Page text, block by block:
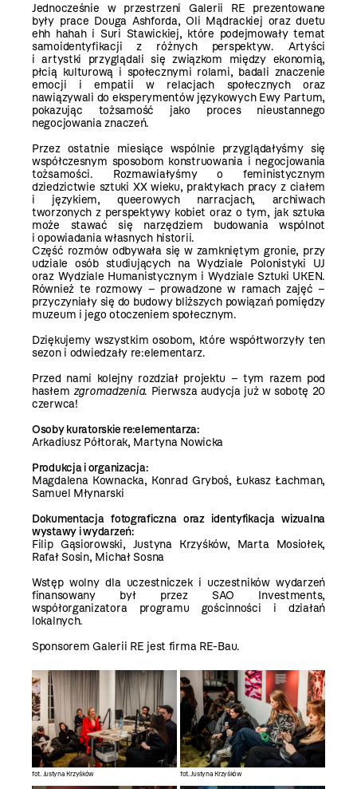
Jednocześnie w przestrzeni Galerii RE prezentowane
były prace Douga Ashforda, Oli Mądrackiej oraz duetu
ehh hahah i Suri Stawickiej, które podejmowały temat
samoidentyfikacji z różnych perspektyw. Artyści
i artystki przyglądali się związkom między ekonomią,
płcią kulturową i społecznymi rolami, badali znaczenie
emocji i empatii w relacjach społecznych oraz
nawiązywali do eksperymentów językowych Ewy Partum,
pokazując tożsamość jako proces nieustannego
negocjowania znaczeń.
Przez ostatnie miesiące wspólnie przyglądałyśmy się
współczesnym sposobom konstruowania i negocjowania
tożsamości. Rozmawiałyśmy o feministycznym
dziedzictwie sztuki XX wieku, praktykach pracy z ciałem
i językiem, queerowych narracjach, archiwach
tworzonych z perspektywy kobiet oraz o tym, jak sztuka
może stawać się narzędziem budowania wspólnot
i opowiadania własnych historii.
Część rozmów odbywała się w zamkniętym gronie, przy
udziale osób studiujących na Wydziale Polonistyki UJ
oraz Wydziale Humanistycznym i Wydziale Sztuki UKEN.
Również te rozmowy – prowadzone w ramach zajęć–
przyczyniały się do budowy bliższych powiązań pomiędzy
muzeum i jego otoczeniem społecznym.
Dziękujemy wszystkim osobom, które współtworzyły ten
sezon i odwiedzały re:elementarz.
Przed nami kolejny rozdział projektu – tym razem pod
hasłem zgromadzenia. Pierwsza audycja już w sobotę 20
czerwca!
Osoby kuratorskie re:elementarza:
Arkadiusz Półtorak, Martyna Nowicka
Produkcja i organizacja:
Magdalena Kownacka, Konrad Gryboś, Łukasz Łachman,
Samuel Młynarski
Dokumentacja fotograficzna oraz identyfikacja wizualna
wystawy i wydarzeń:
Filip Gąsiorowski, Justyna Krzyśków, Marta Mosiołek,
Rafał Sosin, Michał Sosna
Wstęp wolny dla uczestniczek i uczestników wydarzeń
finansowany był przez SAO Investments,
współorganizatora programu gościnności i działań
lokalnych.
Sponsorem Galerii RE jest firma RE-Bau.
fot. Justyna Krzyśków fot. Justyna Krzyśków